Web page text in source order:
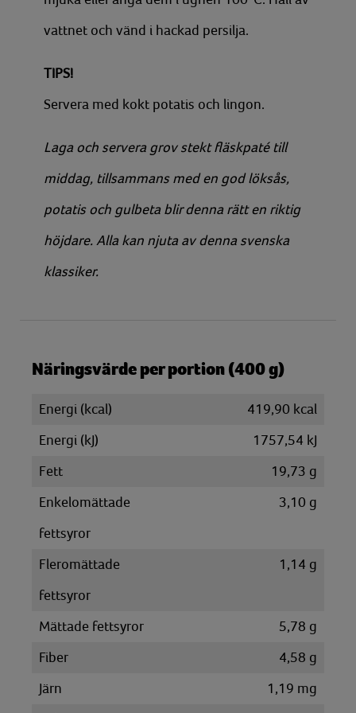
vattnet och vänd i hackad persilja.
TIPS!
Servera med kokt potatis och lingon.
Laga och servera grov stekt fläskpaté till
middag, tillsammans med en god löksås,
potatis och gulbeta blir denna rätt en riktig
höjdare. Alla kan njuta av denna svenska
klassiker.
Näringsvärde per portion (400 g)
Energi (kcal)
419,90 kcal
Energi (kJ)
1757,54 kJ
Fett
19,73 g
Enkelomättade
fettsyror
3,10 g
Fleromättade
fettsyror
1,14 g
Mättade fettsyror
5,78 g
Fiber
4,58 g
Järn
1,19 mg